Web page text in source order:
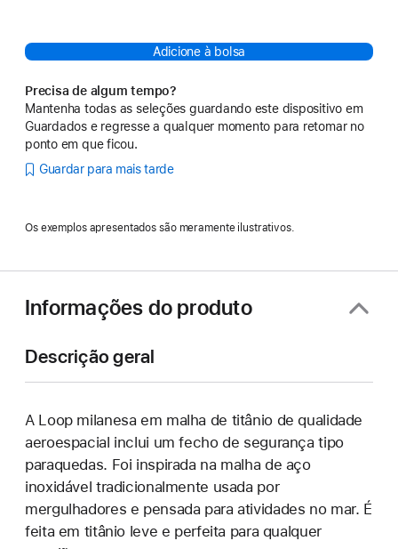
Adicione à bolsa
Precisa de algum tempo?
Mantenha todas as seleções guardando este dispositivo em
Guardados e regresse a qualquer momento para retomar no
ponto em que ficou.
Guardar para mais tarde
Os exemplos apresentados são meramente ilustrativos.
Informações do produto
Descrição geral
A Loop milanesa em malha de titânio de qualidade
aeroespacial inclui um fecho de segurança tipo
paraquedas. Foi inspirada na malha de aço
inoxidável tradicionalmente usada por
mergulhadores e pensada para atividades no mar. É
feita em titânio leve e perfeita para qualquer